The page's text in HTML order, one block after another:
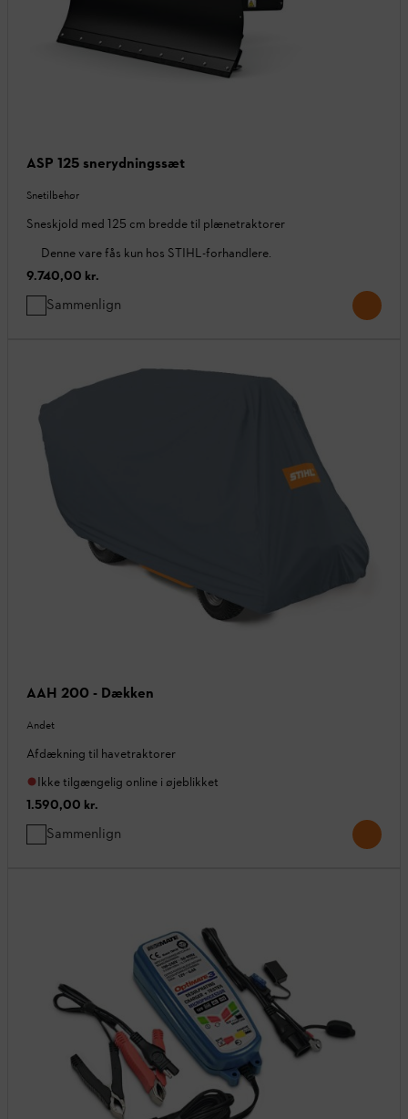
ASP 125 snerydningssæt
Snetilbehør
Sneskjold med 125 cm bredde til plænetraktorer
Denne vare fås kun hos STIHL-forhandlere.
9.740,00 kr.
Sammenlign
AAH 200 - Dækken
Andet
Afdækning til havetraktorer
Ikke tilgængelig online i øjeblikket
1.590,00 kr.
Sammenlign